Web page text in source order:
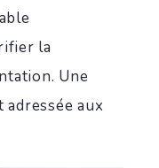
la
Une
aux